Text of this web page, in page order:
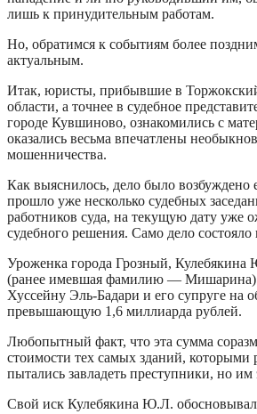
лишь к принудительным работам.
Но, обратимся к событиям более
актуальным.
Итак, юристы, прибывшие в
области, а точнее в судебное
городе Кувшиново, ознакомились с
оказались весьма впечатлены
мошенничества.
Как выяснилось, дело было возбуждено
прошло уже несколько судебных
работников суда, на текущую дату уже
судебного решения. Само дело
Уроженка города Грозный, Кулебякина
(ранее имевшая фамилию — Мишарина)
Хуссейну Эль-Бадари и его супруге на
превышающую 1,6 миллиарда рублей.
Любопытный факт, что эта сумма
стоимости тех самых зданий, которыми
пытались завладеть преступники, но им
Свой иск Кулебякина Ю.Л.